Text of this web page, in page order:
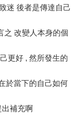
迷 後者是傳達自己
之 改變人本身的個
更好 , 然所發生的
於當下的自己如何
出補充啊